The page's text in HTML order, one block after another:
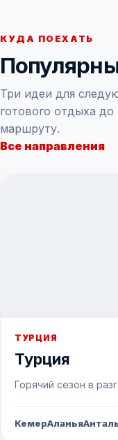
КУДА ПОЕХАТЬ
Три идеи для
готового отдыха
маршруту.
Все направления
ТУРЦИЯ
Турция
Горячий сезон в
КемерАланья